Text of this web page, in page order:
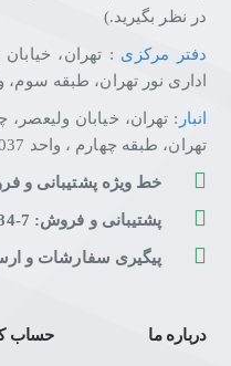
در نظر بگیرید.)
دفتر مرکزی : تهران،
اداری نور تهران، طبقه سوم، واحد
انبار : تهران، خیابان ولیعصر،
تهران، طبقه چهارم ، واحد 12037
خط ویژه پشتیبانی و فروش:
پشتیبانی و فروش: 7-88228284-021
پیگیری سفارشات و ارسال و
درباره ما حساب